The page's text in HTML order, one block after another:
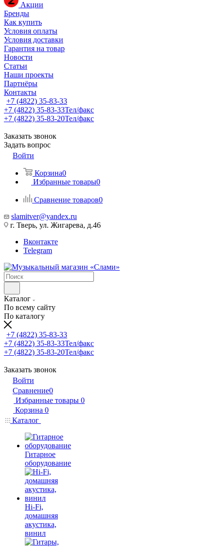
Акции
Бренды
Как купить
Условия оплаты
Условия доставки
Гарантия на товар
Новости
Статьи
Наши проекты
Партнёры
Контакты
+7 (4822) 35-83-33
+7 (4822) 35-83-33Тел/факс
+7 (4822) 35-83-20Тел/факс
Заказать звонок
Задать вопрос
Войти
Корзина0
Избранные товары0
Сравнение товаров0
slamitver@yandex.ru
г. Тверь, ул. Жигарева, д.46
Вконтакте
Telegram
Каталог
По всему сайту
По каталогу
+7 (4822) 35-83-33
+7 (4822) 35-83-33Тел/факс
+7 (4822) 35-83-20Тел/факс
Заказать звонок
Войти
Сравнение0
Избранные товары 0
Корзина 0
Каталог
Гитарное
оборудование
Hi-Fi,
домашняя
акустика,
винил